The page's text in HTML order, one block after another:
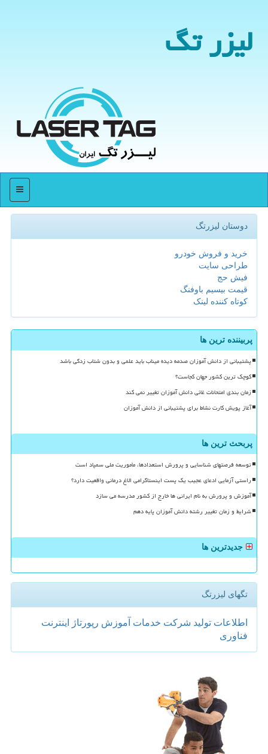
لیزر تگ
منو
دوستان لیزرتگ
خرید و فروش خودرو
طراحی سایت
فیش حج
قیمت بیسیم باوفنگ
کوتاه کننده لینک
پربیننده ترین ها
پشتیبانی از دانش آموزان صدمه دیده میناب باید علمی و بدون شتاب زدگی باشد
کوچک ترین کشور جهان کجاست؟
زمان بندی امتحانات غائی دانش آموزان تغییر نمی کند
آغاز پویش کارت نشاط برای پشتیبانی از دانش آموزان
پربحث ترین ها
توسعه فرصتهای شناسایی و پرورش استعدادها، مأموریت ملی سمپاد است
راستی آزمایی ادعای عجیب یک پست اینستاگرامی الاغ درمانی واقعیت دارد؟
آموزش و پرورش به نام ایرانی ها خارج از کشور مدرسه می سازد
شرایط و زمان تغییر رشته دانش آموزان پایه دهم
جدیدترین ها
تگهای لیزرتگ
اطلاعات تولید شركت خدمات آموزش رپورتاژ
اینترنت
فناوری